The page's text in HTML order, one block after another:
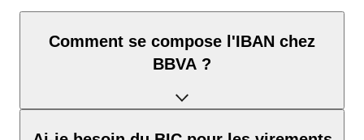
Comment se compose l'IBAN chez
BBVA ?
L'IBAN en Espagne se compose exactement de 24 caractères